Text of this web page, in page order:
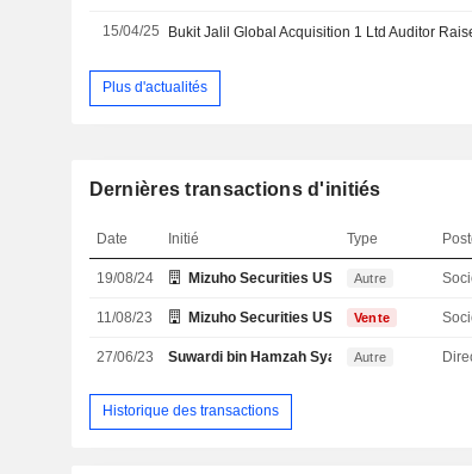
15/04/25 Bukit Jalil Global Acquisition 1 Ltd Auditor
Plus d'actualités
Dernières transactions d'initiés
Date Initié Type
19/08/24 Mizuho Securities USA LLC
Autre
11/08/23 Mizuho Securities USA LLC
Vente
27/06/23 Suwardi bin Hamzah Syakir Suwardi
Autre
Historique des transactions